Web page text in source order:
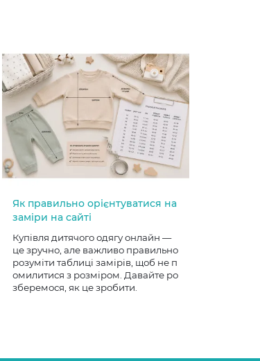
Як правильно орієнтуватися на
заміри на сайті
Купівля дитячого одягу онлайн —
це зручно, але важливо правильно
розуміти таблиці замірів, щоб не п
омилитися з розміром. Давайте ро
зберемося, як це зробити.